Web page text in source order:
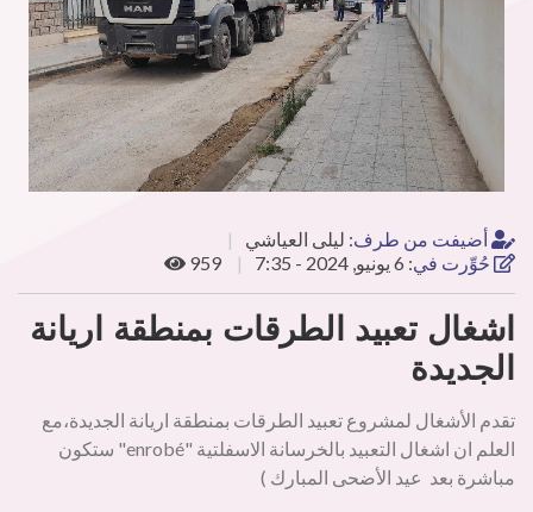
أضيفت من طرف: ليلى العياشي
حُوِّرت في: 6 يونيو, 2024 - 7:35 959
اشغال تعبيد الطرقات بمنطقة اريانة
الجديدة
تقدم الأشغال لمشروع تعبيد الطرقات بمنطقة اريانة الجديدة،مع
العلم ان اشغال التعبيد بالخرسانة الاسفلتية "enrobé" ستكون
مباشرة بعد عيد الأضحى المبارك )